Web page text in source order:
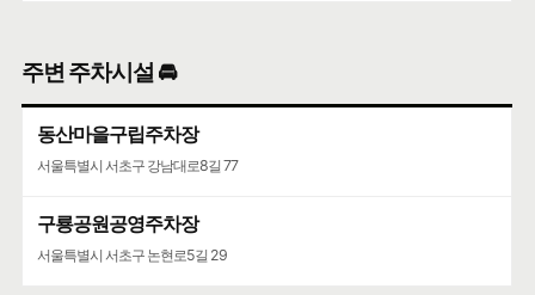
주변 주차시설 🚘
동산마을구립주차장
서울특별시 서초구 강남대로8길 77
구룡공원공영주차장
서울특별시 서초구 논현로5길 29